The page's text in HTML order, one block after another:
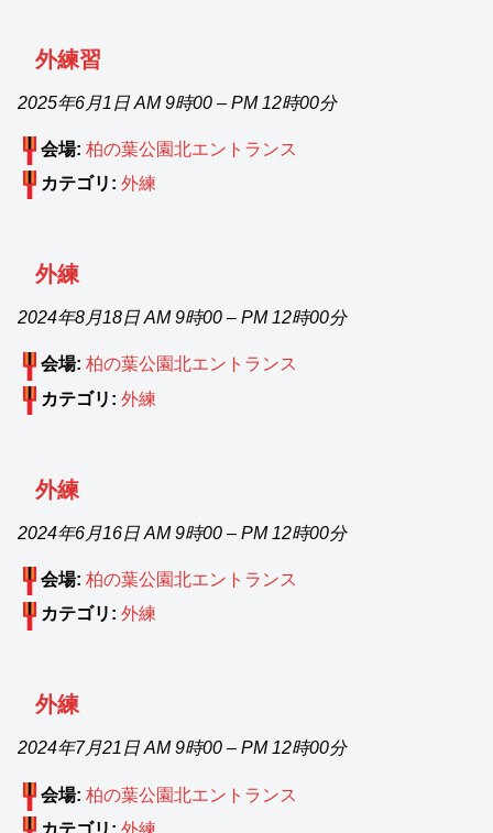
外練習
2025年6月1日 AM 9時00 – PM 12時00分
会場: 柏の葉公園北エントランス
カテゴリ: 外練
外練
2024年8月18日 AM 9時00 – PM 12時00分
会場: 柏の葉公園北エントランス
カテゴリ: 外練
外練
2024年6月16日 AM 9時00 – PM 12時00分
会場: 柏の葉公園北エントランス
カテゴリ: 外練
外練
2024年7月21日 AM 9時00 – PM 12時00分
会場: 柏の葉公園北エントランス
カテゴリ: 外練